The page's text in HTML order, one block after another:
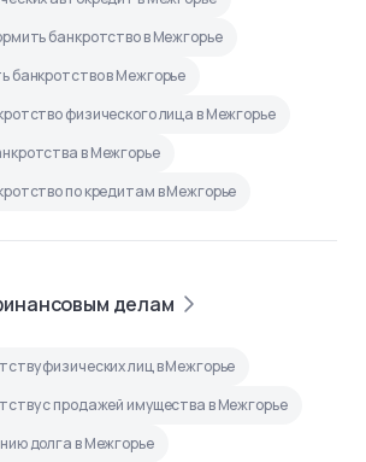
банкротство в Межгорье
банкротство в Межгорье
физического лица в Межгорье
в Межгорье
по кредитам в Межгорье
делам
физических лиц в Межгорье
с продажей имущества в Межгорье
долга в Межгорье